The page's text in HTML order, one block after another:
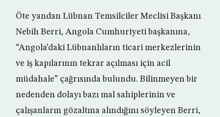
Öte yandan Lübnan Temsilciler Meclisi Başkanı
Nebih Berri, Angola Cumhuriyeti başkanına,
“Angola’daki Lübnanlıların ticari merkezlerinin
ve iş kapılarının tekrar açılması için acil
müdahale” çağrısında bulundu. Bilinmeyen bir
nedenden dolayı bazı mal sahiplerinin ve
çalışanların gözaltına alındığını söyleyen Berri,